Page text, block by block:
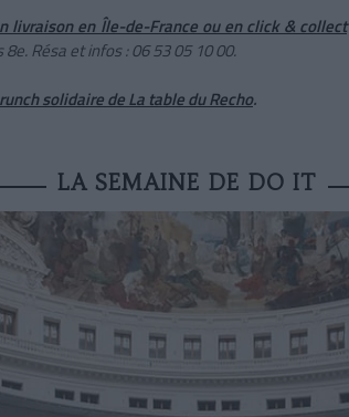
livraison en Île-de-France ou en click & collect
Résa et infos :06 53 05 10 00.
solidaire de La table du Recho.
LA SEMAINE DE DO IT